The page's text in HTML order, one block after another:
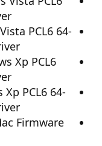
–
PCL6 64-
–
Xp PCL6
–
PCL6 64-
–
Firmware –